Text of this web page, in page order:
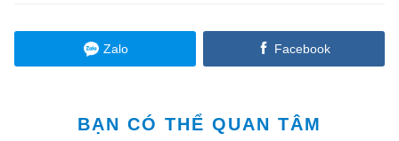
Zalo Facebook
BẠN CÓ THỂ QUAN TÂM